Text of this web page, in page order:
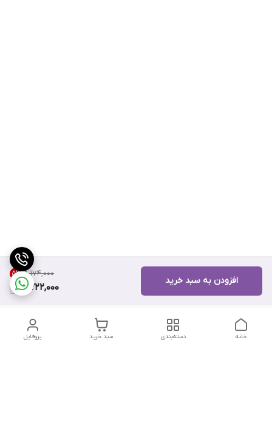
۸٬۱۷۴٬۰۰۰ 5%
7,722,000
افزودن به سبد خرید
پروفایل سبد خرید دسته‌بندی خانه